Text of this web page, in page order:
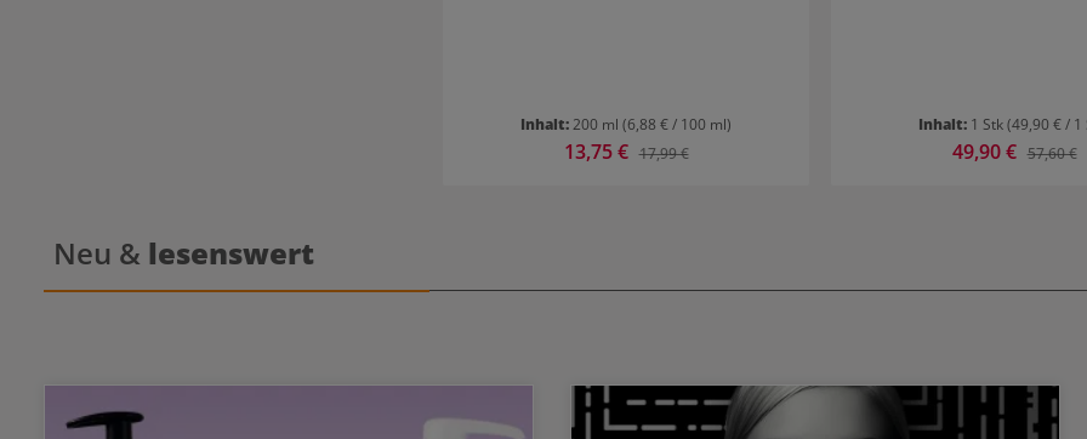
Inhalt:200 ml (6,88 € / 100 ml)
Verkaufspreis:
13,75 € Regulärer Preis:
17,99 €
Inhalt: 1 Stk(49,90 € / 1
Verkaufspreis:
49,90 € 57,60 €
Neu & lesenswert